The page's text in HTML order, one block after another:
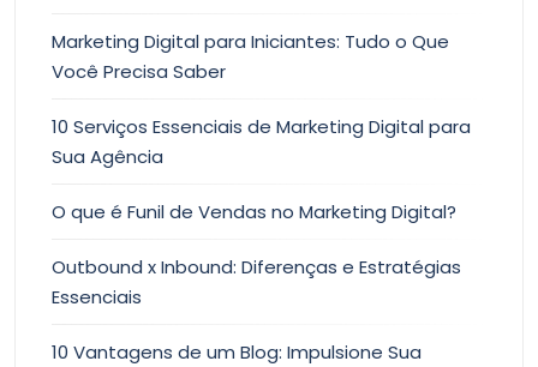
Marketing Digital para Iniciantes: Tudo o Que
Você Precisa Saber
10 Serviços Essenciais de Marketing Digital para
Sua Agência
O que é Funil de Vendas no Marketing Digital?
Outbound x Inbound: Diferenças e Estratégias
Essenciais
10 Vantagens de um Blog: Impulsione Sua